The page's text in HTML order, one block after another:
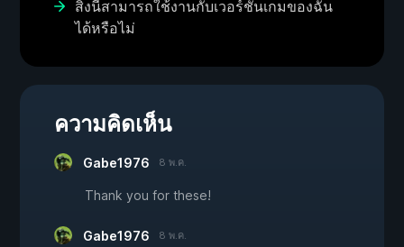
สิ่งนี้สามารถใช้งานกับเวอร์ชันเกมของฉัน
ได้หรือไม่
ความคิดเห็น
Gabe1976 8 พ.ค.
Thank you for these!
Gabe1976 8 พ.ค.